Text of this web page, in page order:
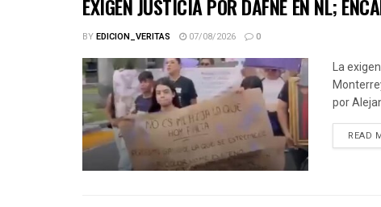
EXIGEN JUSTICIA POR DAFNE EN NL;
BYEDICION_VERITAS 07/08/2026 0
La
por
READ